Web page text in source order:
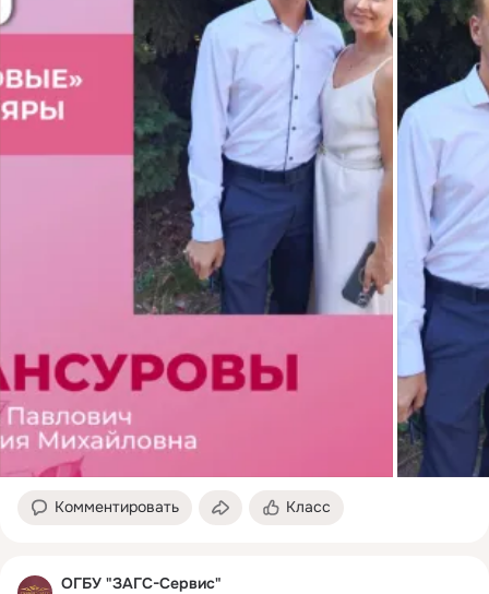
Комментировать Класс
ОГБУ "ЗАГС-Сервис"